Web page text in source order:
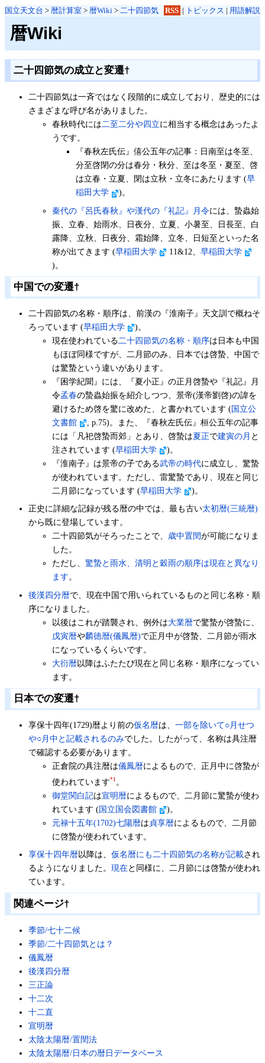
国立天文台 > 暦計算室 > 暦Wiki > 二十四節気 RSS | トピックス | 用語解説
暦Wiki
二十四節気の成立と変遷†
二十四節気は一斉ではなく段階的に成立しており、歴史的には
さまざまな呼び名がありました。
春秋時代には二至二分や四立に相当する概念はあったよ
うです。
『春秋左氏伝』僖公五年の記事：日南至は冬至、
分至啓閉の分は春分・秋分、至は冬至・夏至、啓
は立春・立夏、閉は立秋・立冬にあたります (早
稲田大学
)。
秦代の『呂氏春秋』や漢代の『礼記』月令には、蟄蟲始
振、立春、始雨水、日夜分、立夏、小暑至、日長至、白
露降、立秋、日夜分、霜始降、立冬、日短至といった名
称が出てきます (早稲田大学 11&12、 早稲田大学
)。
中国での変遷†
二十四節気の名称・順序は、前漢の『淮南子』天文訓で概ねそ
ろっています (早稲田大学
)。
現在使われている二十四節気の名称・順序は日本も中国
もほぼ同様ですが、二月節のみ、日本では啓蟄、中国で
は驚蟄という違いがあります。
『困学紀聞』には、『夏小正』の正月啓蟄や『礼記』月
令孟春の蟄蟲始振を紹介しつつ、景帝(漢帝劉啓)の諱を
避けるため啓を驚に改めた、と書かれています (国立公
文書館
, p.75)。また、『春秋左氏伝』桓公五年の記事
には「凡祀啓蟄而郊」とあり、啓蟄は夏正で建寅の月 と
注されています (早稲田大学
)。
『淮南子』は景帝の子である武帝の時代に成立し、驚蟄
が使われています。ただし、雷驚蟄であり、現在と同じ
二月節になっています (早稲田大学
)。
正史に詳細な記録が残る暦の中では、最も古い太初暦(三統暦)
から既に登場しています。
二十四節気がそろったことで、 歳中置閏が可能になりま
した。
ただし、 驚蟄と雨水、清明と穀雨の順序は現在と異なり
ます。
後漢四分暦で、現在中国で用いられているものと同じ名称・順
序になりました。
以後はこれが踏襲され、例外は大業暦で驚蟄が啓蟄に、
戊寅暦や麟徳暦(儀鳳暦)で正月中が啓蟄、二月節が雨水
になっているくらいです。
大衍暦以降はふたたび現在と同じ名称・順序になってい
ます。
日本での変遷†
享保十四年(1729)暦より前の仮名暦は、 一部を除いて○月せつ
や○月中と記載されるのみでした。したがって、名称は具注暦
で確認する必要があります。
正倉院の具注暦は儀鳳暦によるもので、正月中に啓蟄が
使われています*1 。
御堂関白記は宣明暦によるもので、二月節に驚蟄が使わ
れています (国立国会図書館
)。
元禄十五年(1702)七陽暦は貞享暦によるもので、二月節
に啓蟄が使われています。
享保十四年暦以降は、 仮名暦にも二十四節気の名称が記載され
るようになりました。 現在と同様に、二月節には啓蟄が使われ
ています。
関連ページ†
季節/七十二候
季節/二十四節気とは？
儀鳳暦
後漢四分暦
三正論
十二次
十二直
宣明暦
太陰太陽暦/置閏法
太陰太陽暦/日本の暦日データベース